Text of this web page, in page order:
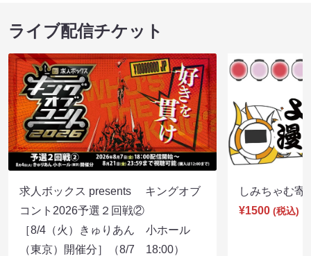
ライブ配信チケット
求人ボックス presents キングオブ
コント2026予選２回戦②
［8/4（火）きゅりあん 小ホール
（東京）開催分］（8/7 18:00）
しみちゃむ
¥1500 (税込)